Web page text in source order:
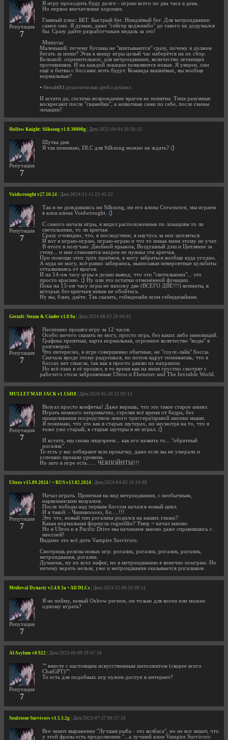
Репутация
7
Я игру проходить буду долго - играю всего по два часа в день.
Но первое впечатление хорошее.
Главный плюс: БЕГ. Быстрый бег. Ниндзёвый бег. Для метроидвании
самое оно. Я думаю, даже "гейгер коджимбо" до такого не додумался
бы. Сразу дайте разработчикам медаль за это!
Минусы:
Маленький: почему бусины не "впитываются" сразу, почему я должен
бегать за ними? Этак к концу игры целый час наберётся на их сбор.
Большой: охренительное, для метроидвании, количество летающих
противников. И на каждой локации появляются новые. Я уверен, они
ещё и битвы с боссами лезть будут. Команда вишнёвых, вы вообще
нормальные?
• OswaldXI думал несколько дней и добавил:
И кстати да, система возрождение врагов не понятна. Типа разумные
воскресают после "скамейки", а животные сами по себе, после смены
локации?
Hollow Knight: Silksong v1.0.30000g | Дата 2025-09-04 20:50:15
Репутация
7
Шутка дня:
Я так понимаю, DLC для Silksong можно не ждать?
Voidwrought v27.10.24 | Дата 2024-11-11 23:45:52
Репутация
7
Так и не дождавшись ни Silksong, ни его клона Crowsworn, мы играем
в клон клона Voidwrought.
С самого начала игры, я видел расположенные по локациям то ли
светильники, то ли крючья.
Сразу очевидно, что, в последствии, я научусь за них цепляться.
И вот я играю-играю, играю-играю и что то никак меня этому не учат.
В итоге я получаю: Двойной прыжок, Воздушный дэш и Цепляние за
стену... и мне становятся нахрен не нужны эти крючья.
При помощи этих трёх приёмов, я могу забраться вообще куда угодно.
А куда не могу, всё-равно забираюсь, выписывая невероятные кульбиты
отталкиваясь от врагов.
И на 14-ом часу игры я делаю вывод, что эти "светильники"... это
просто красиво.
Ну или это остатки отменённой функции.
Пока на 15-ом часу игры не нахожу две (ВСЕГО ДВЕ!!!) комнаты, в
которых без крючьев никак не обойтись.
Ну вы, блин, даёте. Так сказать, геймдизайн всем геймдизайнам.
Gestalt: Steam & Cinder v1.0.9a | Дата 2024-08-02 20:04:02
Репутация
7
Неспешно прошёл игру за 12 часов.
Особо ничего сказать не могу, просто игра, без каких либо инноваций.
Графика приятная, карта нормальная, огромное количество "воды" в
разговорах.
Что интересно, в игре совершенно обычные, не "соулс-лайк" боссы.
Сначала вроде этому радуешься, но потом вдруг понимаешь, что в
боссах нет смысла, так как я просто давлю их нахрапом.
Но всё-таки я её прошел, в то время как на меня грустно смотрят с
рабочего стола заброшенные Ultros и Ebenezer and The Invisible World.
MULLET MAD JACK v1.13d18 | Дата 2024-05-26 22:03:13
Репутация
7
Визуал просто конфетка! Даже веришь, что это такое старое анимэ.
Играть немного непривычно, стреляя всё время от бедра, без
прицеливания посредством левого триггера/правой кнопки мыши.
Я понимаю, что это как в старых шутерах, но несмотря на то, что я
тоже уже старый, в старые шутеры я не играл.
И кстати, мы снова лицезреем... как его назвать то... "обратный
рогалик".
То есть у вас отбирают всю прокачку, даже если вы не умерали и
успешно прошли уровень.
Но зато в игре есть...... ЧЕКПОЙНТЫ!!!
Ultros v15.09.2024 / + RUS v13.02.2024 | Дата 2024-04-03 16:24:00
Репутация
7
Начал играть. Приятная на вид метроидвания, с необычным,
наркоманским визуалом.
После победы над первым боссом начался новый цикл.
И я такой: - Чииивооооо, бл.....!!!
Это что, новый тип рогалика родился на наших глазах?
Какая нормальная формула roguelike? Умер = начал заново.
Но в Ultros и в Pacific Drive мы начинаем заново даже справившись с
миссией!
Видимо это всё дети Vampire Survivors.
Смотришь релизы новых игр: рогалик, рогалик, рогалик, рогалик,
метроидвания, рогалик.
Думаешь, ну их всех нафиг, но в метроидванию я конечно поиграю. Но
ничему верить нельзя, уже и метроидвания оказывается рогаликом.
Medieval Dynasty v2.4.0.3a + All DLCs | Дата 2023-12-09 20:09:51
Репутация
7
Я не пойму, новый Oxbow регион, он только для коопа или можно
одному играть?
Al Asylum v0.922 | Дата 2023-09-09 19:47:10
Репутация
7
"" вместе с настоящим искусственным интеллектом (скорее всего
ChatGPT)""
То есть для подобных игр нужен доступ в интернет?
Soulstone Survivors v1.5.3.2g | Дата 2023-07-27 00:57:16
Все знают выражение "Лучшая рыба - это колбаса", но не все знают, что
у этой фразы есть продолжение "...а лучший клон Vampire Survivors